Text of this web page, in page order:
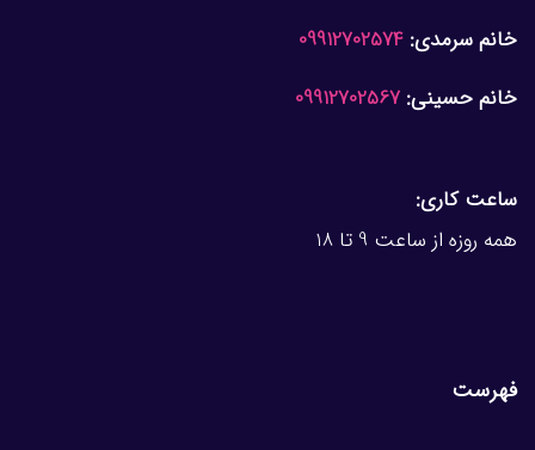
خانم سرمدی: 09912702574
خانم حسینی: 09912702567
ساعت کاری:
همه روزه از ساعت 9 تا 18
فهرست